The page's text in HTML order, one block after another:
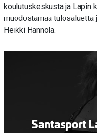
koulutuskeskusta ja Lapin
muodostamaa tulosaluetta
Heikki Hannola.
Santasport